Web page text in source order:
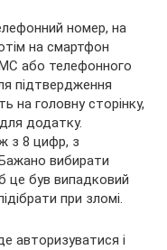
номер, на
на смартфон
або телефонного
підтвердження
на головну сторінку,
додатку.
з 8 цифр, з
вибирати
це був випадковий
при зломі.
авторизуватися і